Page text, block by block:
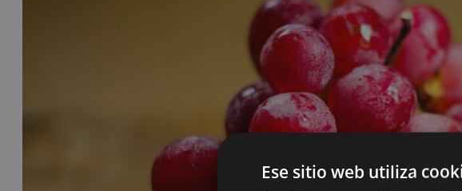
Ese sitio web utiliza